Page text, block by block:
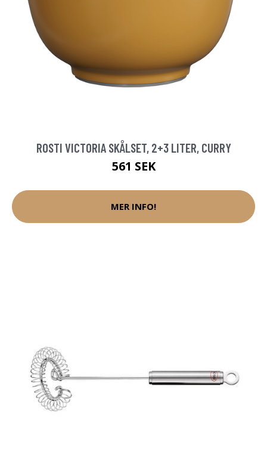
ROSTI VICTORIA SKÅLSET, 2+3 LITER, CURRY
561 SEK
MER INFO!